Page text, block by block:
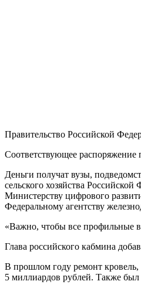
Правительство Российской
Соответствующее
Деньги получат вузы,
сельского хозяйства
Министерству цифрового
Федеральному агентству
«Важно, чтобы все профильные
Глава российского кабмина
В прошлом году ремонт
5 миллиардов рублей. Также был